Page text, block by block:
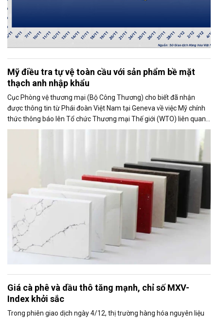
Mỹ điều tra tự vệ toàn cầu với sản phẩm bề mặt
thạch anh nhập khẩu
Cục Phòng vệ thương mại (Bộ Công Thương) cho biết đã nhận
được thông tin từ Phái đoàn Việt Nam tại Geneva về việc Mỹ chính
thức thông báo lên Tổ chức Thương mại Thế giới (WTO) liên quan
đến việc Ủy ban Thương mại Quốc tế Mỹ (USITC) khởi xướng điều
Giá cà phê và dầu thô tăng mạnh, chỉ số MXV-
Index khởi sắc
Trong phiên giao dịch ngày 4/12, thị trường hàng hóa nguyên liệu